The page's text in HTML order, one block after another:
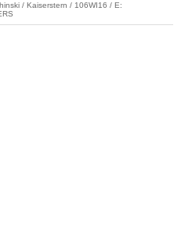
/ Kaiserstern / 106WI16 / E: